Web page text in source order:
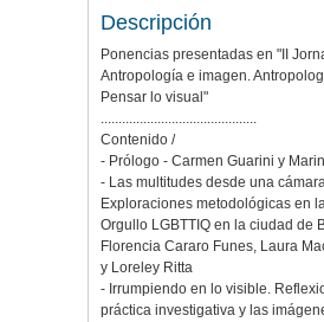
Descripción
Ponencias presentadas en "II
Antropología e imagen.
Pensar lo visual"
............................................
Contenido /
- Prólogo - Carmen Guarini y
- Las multitudes desde una
Exploraciones metodológicas en
Orgullo LGBTTIQ en la ciudad de
Florencia Cararo Funes, Laura
y Loreley Ritta
- Irrumpiendo en lo visible.
práctica investigativa y las